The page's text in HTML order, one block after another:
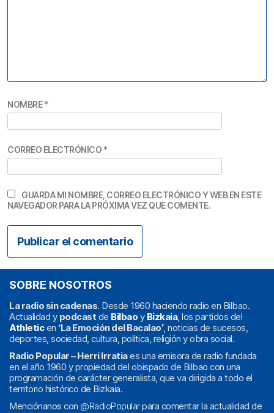
NOMBRE*
CORREO ELECTRÓNICO *
GUARDA MI NOMBRE, CORREO ELECTRÓNICO Y WEB EN ESTE
NAVEGADOR PARA LA PRÓXIMA VEZ QUE COMENTE.
SOBRE NOSOTROS
La radio sin cadenas. Desde 1960 haciendo radio en Bilbao.
Actualidad y podcast de Bilbao y Bizkaia, los partidos del
Athleticen ‘La Emoción del Bacalao’, noticias de sucesos,
deportes, sociedad, cultura, política, religión y obra social.
Radio Popular – Herri Irratiaes una emisora de radio fundada
en el año 1960 y propiedad del obispado de Bilbao con una
programación de carácter generalista, que va dirigida a todo el
territorio histórico de Bizkaia.
Menciónanos con @RadioPopularpara comentar la actualidad de